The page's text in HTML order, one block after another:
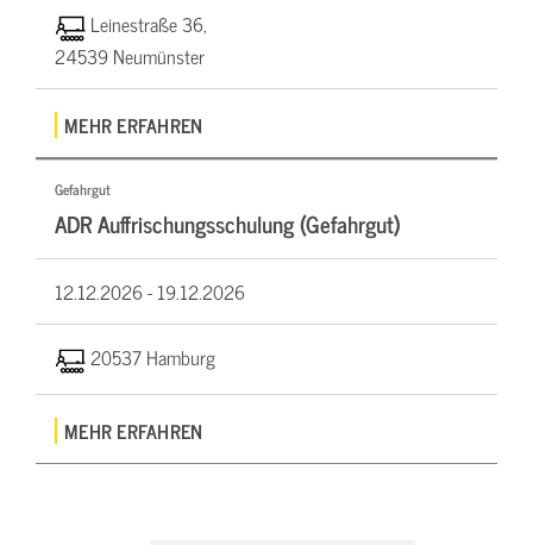
Leinestraße 36,
24539 Neumünster
MEHR ERFAHREN
Gefahrgut
ADR Auffrischungsschulung (Gefahrgut)
12.12.2026 -19.12.2026
20537 Hamburg
MEHR ERFAHREN